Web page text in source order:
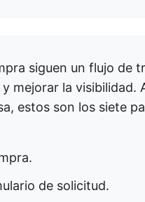
siguen un flujo de
mejorar la visibilidad.
estos son los siete
de solicitud.